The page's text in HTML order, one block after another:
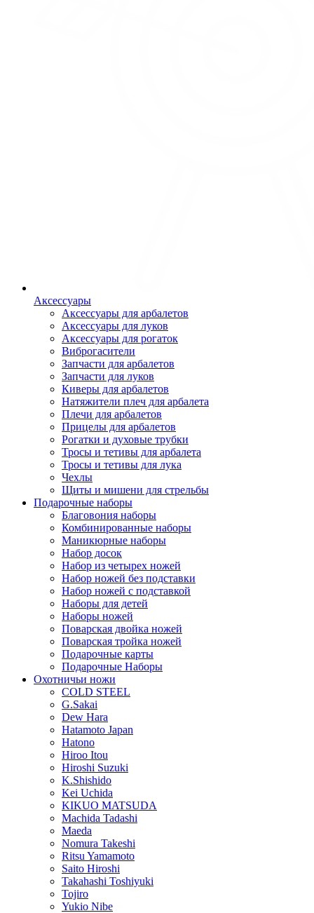
Аксессуары
Аксессуары для арбалетов
Аксессуары для луков
Аксессуары для рогаток
Виброгасители
Запчасти для арбалетов
Запчасти для луков
Киверы для арбалетов
Натяжители плеч для арбалета
Плечи для арбалетов
Прицелы для арбалетов
Рогатки и духовые трубки
Тросы и тетивы для арбалета
Тросы и тетивы для лука
Чехлы
Щиты и мишени для стрельбы
Подарочные наборы
Благовония наборы
Комбинированные наборы
Маникюрные наборы
Набор досок
Набор из четырех ножей
Набор ножей без подставки
Набор ножей с подставкой
Наборы для детей
Наборы ножей
Поварская двойка ножей
Поварская тройка ножей
Подарочные карты
Подарочные Наборы
Охотничьи ножи
COLD STEEL
G.Sakai
Dew Hara
Hatamoto Japan
Hatono
Hiroo Itou
Hiroshi Suzuki
K.Shishido
Kei Uchida
KIKUO MATSUDA
Machida Tadashi
Maeda
Nomura Takeshi
Ritsu Yamamoto
Saito Hiroshi
Takahashi Toshiyuki
Tojiro
Yukio Nibe